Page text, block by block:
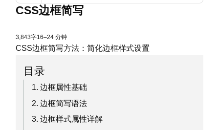
CSS边框简写
3,843字16–24 分钟
CSS边框简写方法：简化边框样式设置
目录
1. 边框属性基础
2. 边框简写语法
3. 边框样式属性详解